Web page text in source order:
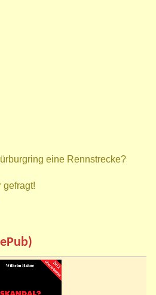
eine Rennstrecke?
gefragt!